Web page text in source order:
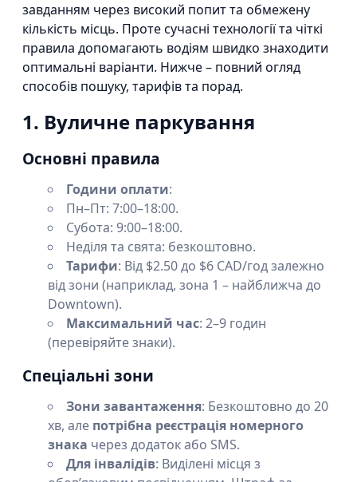
завданням через високий попит та обмежену
кількість місць. Проте сучасні технології та чіткі
правила допомагають водіям швидко знаходити
оптимальні варіанти. Нижче – повний огляд
способів пошуку, тарифів та порад.
1. Вуличне паркування
Основні правила
Години оплати:
Пн–Пт: 7:00–18:00.
Субота: 9:00–18:00.
Неділя та свята: безкоштовно.
Тарифи: Від $2.50 до $6 CAD/год залежно
від зони (наприклад, зона 1 – найближча до
Downtown).
Максимальний час: 2–9 годин
(перевіряйте знаки).
Спеціальні зони
Зони завантаження: Безкоштовно до 20
хв, але потрібна реєстрація номерного
знака через додаток або SMS.
Для інвалідів: Виділені місця з